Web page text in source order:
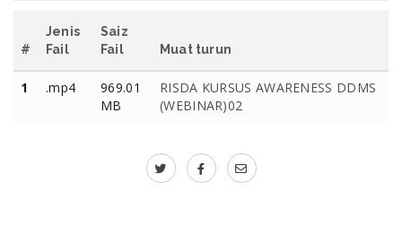
#
Jenis
Fail
Saiz
Fail
Muat turun
1 .mp4
969.01
MB
RISDA KURSUS AWARENESS DDMS
(WEBINAR)02